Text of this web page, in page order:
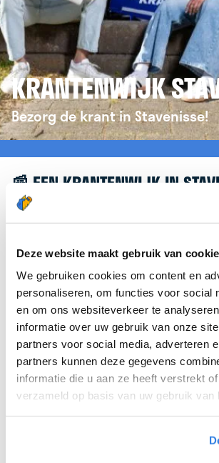
Deze website maakt gebruik van
We gebruiken cookies om content en
personaliseren, om functies voor social
en om ons websiteverkeer te
informatie over uw gebruik van onze
partners voor social media, adverteren
partners kunnen deze gegevens
informatie die u aan ze heeft verstrekt
verzameld op basis van uw gebruik van
KRANTENWIJK
Bezorg de krant in Stavenisse!
📰 EEN KRANTENWIJK IN
Leuk dat je geïnteresseerd bent in
verwijzen we je graag door naar de
krantenbezorgen.nl . Daar kun je
aanmelden om de krant te
We hopen dat je snel aan de slag
je veel succes! 🚴‍♂️💨
Meld je aan als